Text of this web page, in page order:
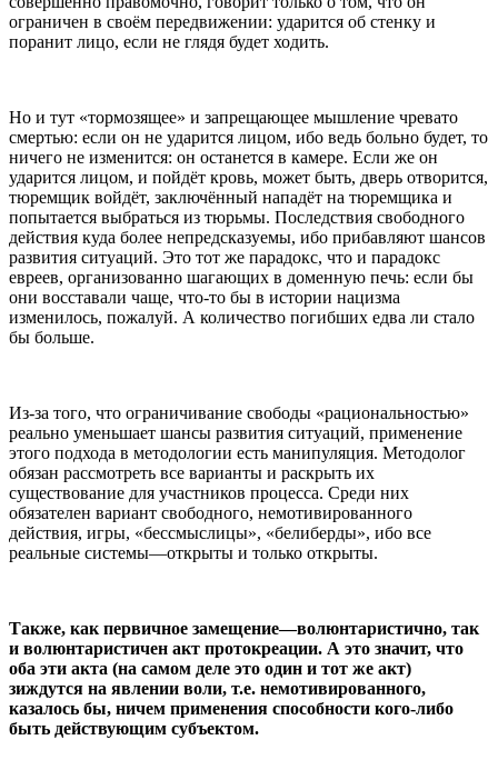
ограничен в своём передвижении: ударится об стенку и
поранит лицо, если не глядя будет ходить.
Но и тут «тормозящее» и запрещающее мышление чревато
смертью: если он не ударится лицом, ибо ведь больно будет, то
ничего не изменится: он останется в камере. Если же он
ударится лицом, и пойдёт кровь, может быть, дверь отворится,
тюремщик войдёт, заключённый нападёт на тюремщика и
попытается выбраться из тюрьмы. Последствия свободного
действия куда более непредсказуемы, ибо прибавляют шансов
развития ситуаций. Это тот же парадокс, что и парадокс
евреев, организованно шагающих в доменную печь: если бы
они восставали чаще, что-то бы в истории нацизма
изменилось, пожалуй. А количество погибших едва ли стало
бы больше.
Из-за того, что ограничивание свободы «рациональностью»
реально уменьшает шансы развития ситуаций, применение
этого подхода в методологии есть манипуляция. Методолог
обязан рассмотреть все варианты и раскрыть их
существование для участников процесса. Среди них
обязателен вариант свободного, немотивированного
действия, игры, «бессмыслицы», «белиберды», ибо все
реальные системы—открыты и только открыты.
Также, как первичное замещение—волюнтаристично, так
и волюнтаристичен акт протокреации. А это значит, что
оба эти акта (на самом деле это один и тот же акт)
зиждутся на явлении воли, т.е. немотивированного,
казалось бы, ничем применения способности кого-либо
быть действующим субъектом.